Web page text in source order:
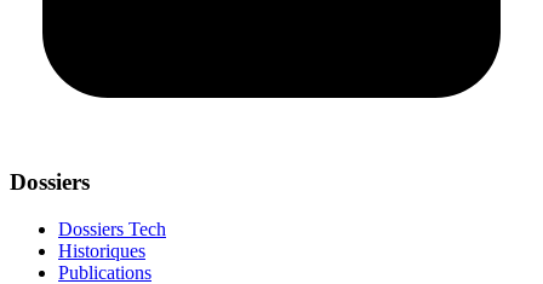
Dossiers
Dossiers Tech
Historiques
Publications